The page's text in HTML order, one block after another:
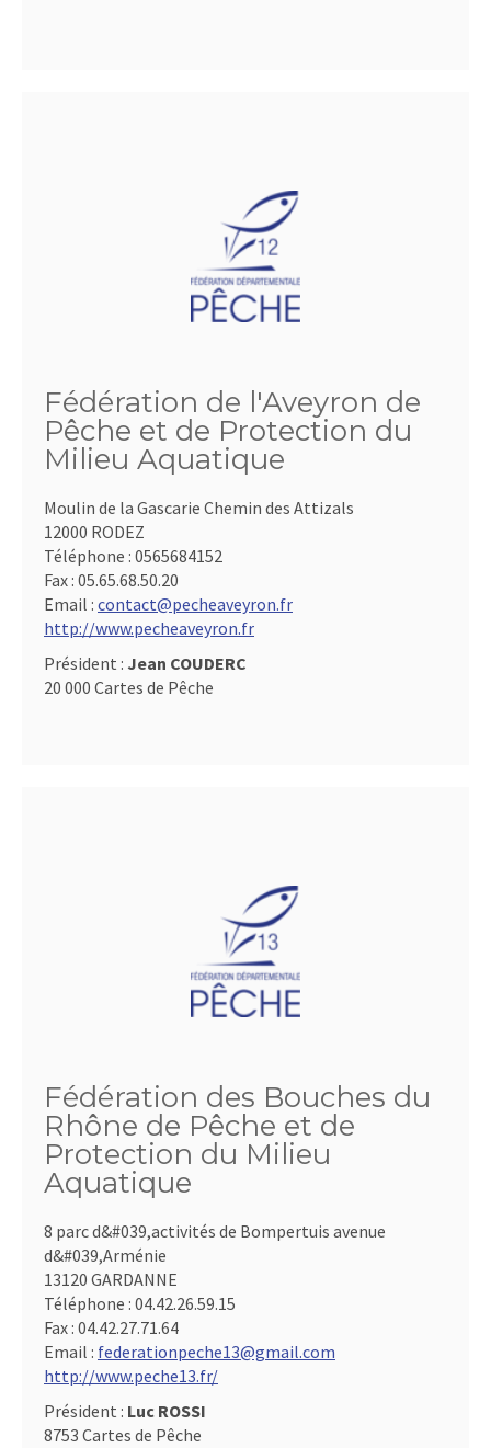
Fédération de l'Aveyron de
Pêche et de Protection du
Milieu Aquatique
Moulin de la Gascarie Chemin des Attizals
12000 RODEZ
Téléphone : 0565684152
Fax : 05.65.68.50.20
Email : contact@pecheaveyron.fr
http://www.pecheaveyron.fr
Président : Jean COUDERC
20 000 Cartes de Pêche
Fédération des Bouches du
Rhône de Pêche et de
Protection du Milieu
Aquatique
8 parc d&#039,activités de Bompertuis avenue
d&#039,Arménie
13120 GARDANNE
Téléphone : 04.42.26.59.15
Fax : 04.42.27.71.64
Email : federationpeche13@gmail.com
http://www.peche13.fr/
Président : Luc ROSSI
8753 Cartes de Pêche